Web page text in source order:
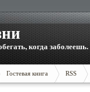
когда заболеешь.
Гостевая книга RSS